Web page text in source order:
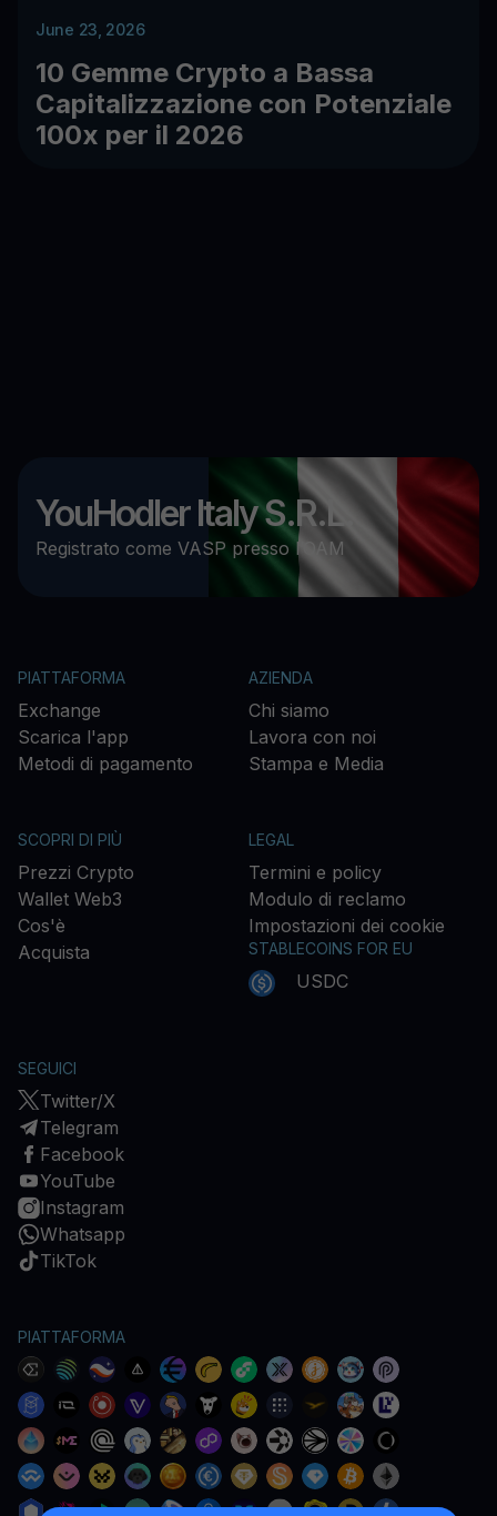
June 23, 2026
10 Gemme Crypto a Bassa
Capitalizzazione con Potenziale
100x per il 2026
YouHodler Italy S.R.L.
Registrato come VASP presso l’OAM
PIATTAFORMA
Exchange
Scarica l'app
Metodi di pagamento
AZIENDA
Chi siamo
Lavora con noi
Stampa e Media
SCOPRI DI PIÙ
Prezzi Crypto
Wallet Web3
Cos'è
Acquista
LEGAL
Termini e policy
Modulo di reclamo
Impostazioni dei cookie
STABLECOINS FOR EU
USDC
SEGUICI
Twitter/X
Telegram
Facebook
YouTube
Instagram
Whatsapp
TikTok
PIATTAFORMA